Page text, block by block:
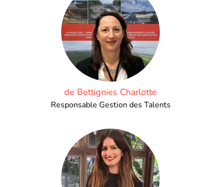
de Bettignies Charlotte
Responsable Gestion des Talents